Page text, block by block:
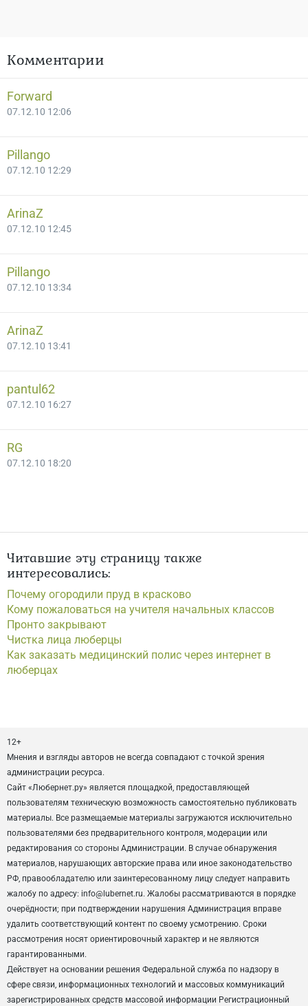
Комментарии
Forward
07.12.10 12:06
Pillango
07.12.10 12:29
ArinaZ
07.12.10 12:45
Pillango
07.12.10 13:34
ArinaZ
07.12.10 13:41
pantul62
07.12.10 16:27
RG
07.12.10 18:20
Читавшие эту страницу также
интересовались:
Почему огородили пруд в красково
Кому пожаловаться на учителя начальных классов
Пронто закрывают
Чистка лица люберцы
Как заказать медицинский полис через интернет в
люберцах
12+
Мнения и взгляды авторов не всегда совпадают с точкой зрения
администрации ресурса.
Сайт «Любернет.ру» является площадкой, предоставляющей
пользователям техническую возможность самостоятельно публиковать
материалы. Все размещаемые материалы загружаются исключительно
пользователями без предварительного контроля, модерации или
редактирования со стороны Администрации. В случае обнаружения
материалов, нарушающих авторские права или иное законодательство
РФ, правообладателю или заинтересованному лицу следует направить
жалобу по адресу: info@lubernet.ru. Жалобы рассматриваются в порядке
очерёдности; при подтверждении нарушения Администрация вправе
удалить соответствующий контент по своему усмотрению. Сроки
рассмотрения носят ориентировочный характер и не являются
гарантированными.
Действует на основании решения Федеральной служба по надзору в
сфере связи, информационных технологий и массовых коммуникаций
зарегистрированных средств массовой информации Регистрационный